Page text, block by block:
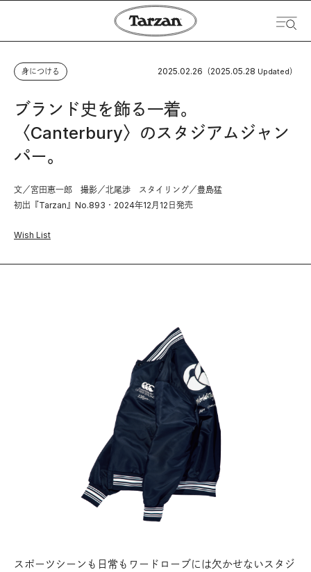
身につける 2025.02.26 （2025.05.28 Updated）
ブランド史を飾る一着。
〈Canterbury〉のスタジアムジャン
パー。
文／宮田恵一郎 撮影／北尾渉 スタイリング／豊島猛
初出『Tarzan』No.893・2024年12月12日発売
Wish List
スポーツシーンも日常もワードローブには欠かせないスタジ